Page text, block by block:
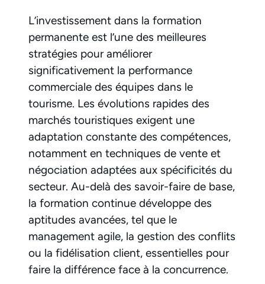
L’investissement dans la formation
permanente est l’une des meilleures
stratégies pour améliorer
significativement la performance
commerciale des équipes dans le
tourisme. Les évolutions rapides des
marchés touristiques exigent une
adaptation constante des compétences,
notamment en techniques de vente et
négociation adaptées aux spécificités du
secteur. Au-delà des savoir-faire de base,
la formation continue développe des
aptitudes avancées, tel que le
management agile, la gestion des conflits
ou la fidélisation client, essentielles pour
faire la différence face à la concurrence.